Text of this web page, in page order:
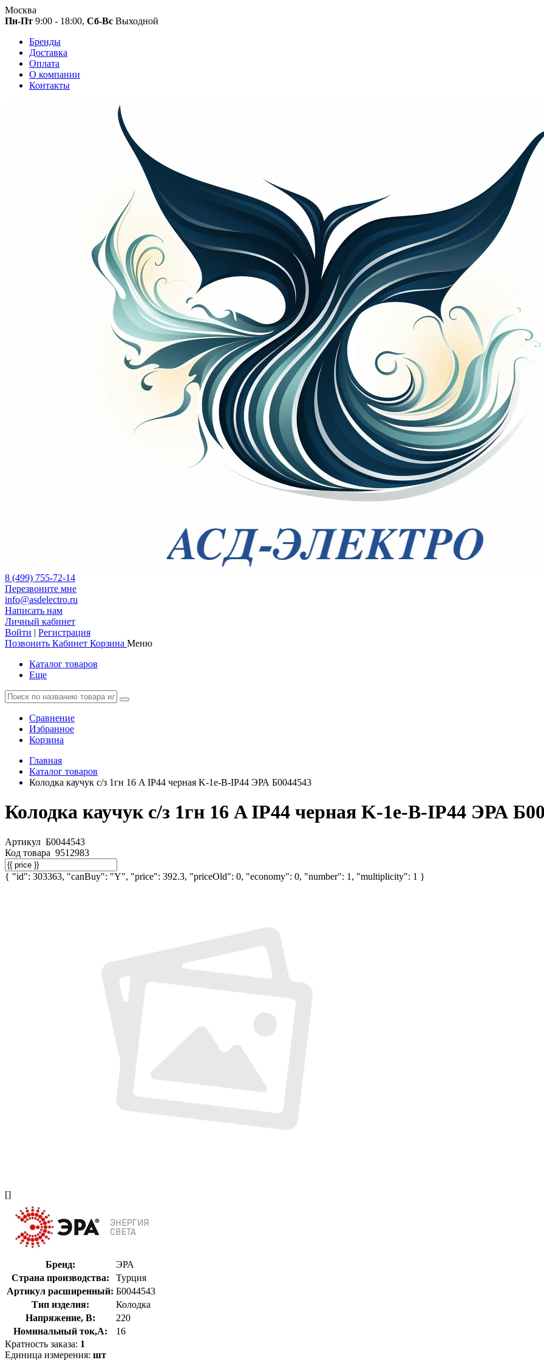
Москва
Пн-Пт 9:00 - 18:00, Сб-Вс Выходной
Бренды
Доставка
Оплата
О компании
Контакты
8 (499) 755-72-14
Перезвоните мне
info@asdelectro.ru
Написать нам
Личный кабинет
Войти | Регистрация
Позвонить Кабинет Корзина Меню
Каталог товаров
Еще
Сравнение
Избранное
Корзина
Главная
Каталог товаров
Колодка каучук с/з 1гн 16 A IP44 черная K-1e-B-IP44 ЭРА Б0044543
Колодка каучук с/з 1гн 16 A IP44 черная K-1e-B-IP44 ЭРА
Артикул Б0044543
Код товара 9512983
{ "id": 303363, "canBuy": "Y", "price": 392.3, "priceOld": 0, "economy": 0, "number": 1, "multiplicity": 1 }
[]
Бренд:
ЭРА
Страна производства:
Турция
Артикул расширенный: Б0044543
Тип изделия:
Колодка
Напряжение, В:
220
Номинальный ток,А:
16
Кратность заказа: 1
Единица измерения: шт